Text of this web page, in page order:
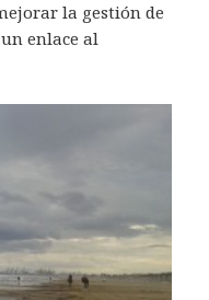
la gestión de
enlace al